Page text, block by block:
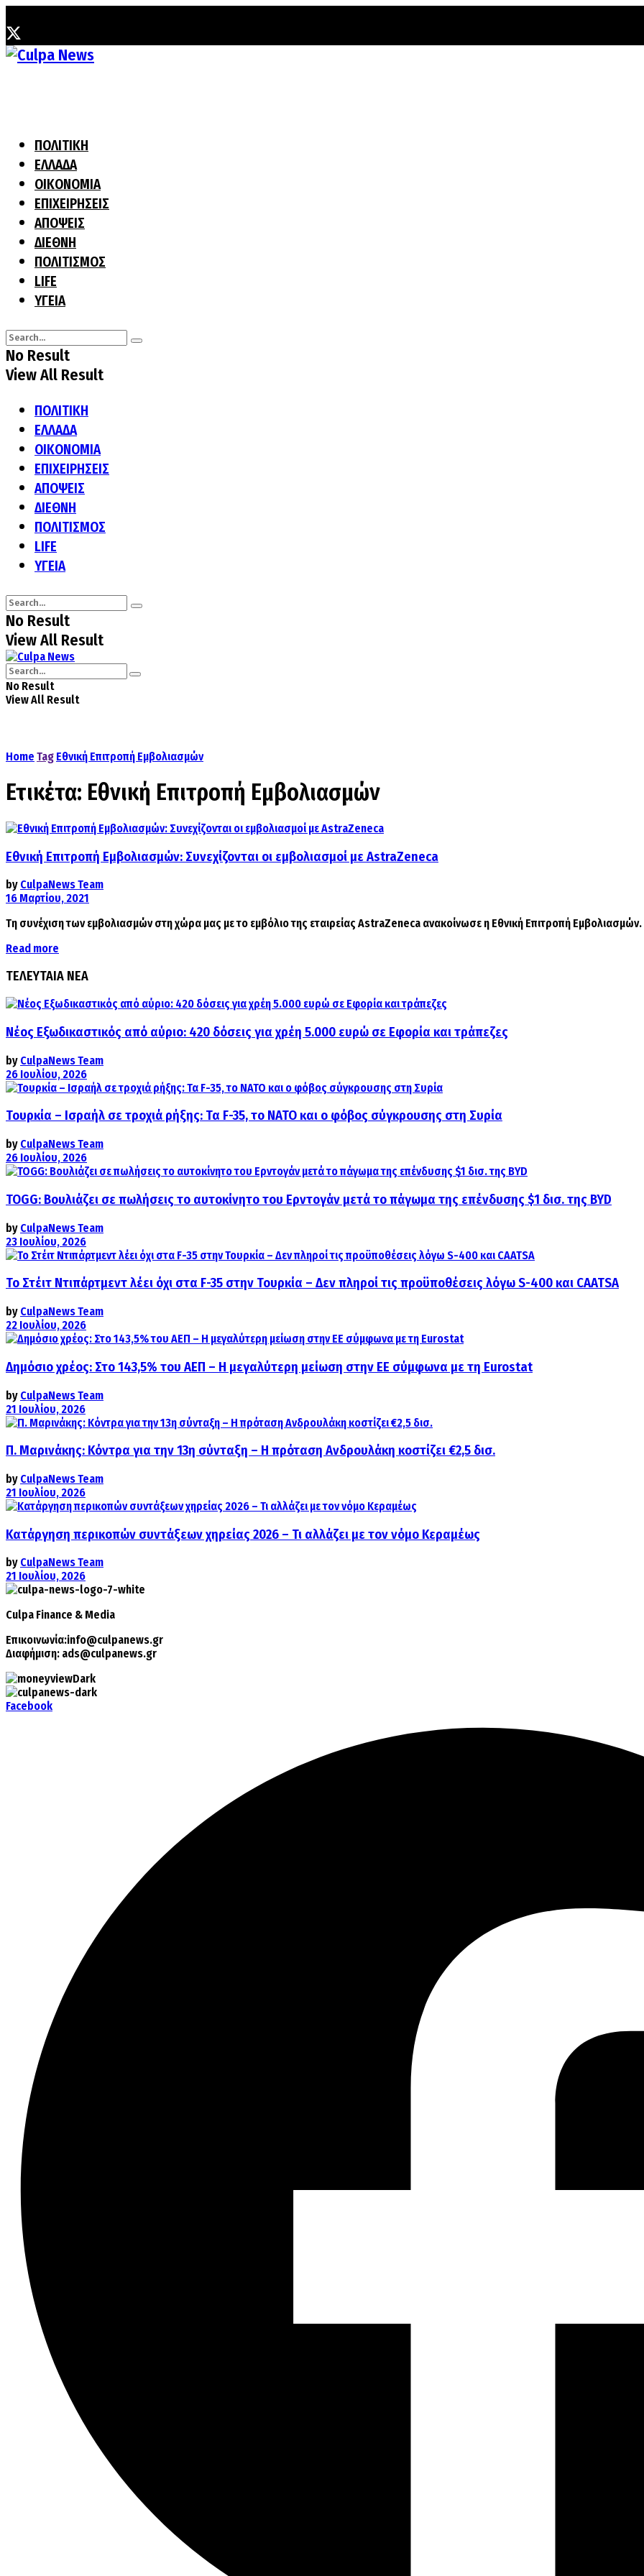
ΠΟΛΙΤΙΚΗ
ΕΛΛΑΔΑ
ΟΙΚΟΝΟΜΙΑ
ΕΠΙΧΕΙΡΗΣΕΙΣ
ΑΠΟΨΕΙΣ
ΔΙΕΘΝΗ
ΠΟΛΙΤΙΣΜΟΣ
LIFE
ΥΓΕΙΑ
No Result
View All Result
ΠΟΛΙΤΙΚΗ
ΕΛΛΑΔΑ
ΟΙΚΟΝΟΜΙΑ
ΕΠΙΧΕΙΡΗΣΕΙΣ
ΑΠΟΨΕΙΣ
ΔΙΕΘΝΗ
ΠΟΛΙΤΙΣΜΟΣ
LIFE
ΥΓΕΙΑ
No Result
View All Result
No Result
View All Result
Home Tag Εθνική Επιτροπή Εμβολιασμών
Ετικέτα: Εθνική Επιτροπή Εμβολιασμών
Εθνική Επιτροπή Εμβολιασμών: Συνεχίζονται οι εμβολιασμοί με AstraZeneca
by CulpaNews Team
16 Μαρτίου, 2021
Τη συνέχιση των εμβολιασμών στη χώρα μας με το εμβόλιο της εταιρείας AstraZeneca ανακοίνωσε η Εθνική Επιτροπή
Read more
ΤΕΛΕΥΤΑΙΑ ΝΕΑ
Νέος Εξωδικαστικός από αύριο: 420 δόσεις για χρέη 5.000 ευρώ σε Εφορία και τράπεζες
by CulpaNews Team
26 Ιουλίου, 2026
Τουρκία – Ισραήλ σε τροχιά ρήξης: Τα F-35, το ΝΑΤΟ και ο φόβος σύγκρουσης στη Συρία
by CulpaNews Team
26 Ιουλίου, 2026
TOGG: Βουλιάζει σε πωλήσεις το αυτοκίνητο του Ερντογάν μετά το πάγωμα της επένδυσης $1 δισ. της BYD
by CulpaNews Team
23 Ιουλίου, 2026
Το Στέιτ Ντιπάρτμεντ λέει όχι στα F-35 στην Τουρκία – Δεν πληροί τις προϋποθέσεις λόγω S-400 και CAATSA
by CulpaNews Team
22 Ιουλίου, 2026
Δημόσιο χρέος: Στο 143,5% του ΑΕΠ – Η μεγαλύτερη μείωση στην ΕΕ σύμφωνα με τη Eurostat
by CulpaNews Team
21 Ιουλίου, 2026
Π. Μαρινάκης: Κόντρα για την 13η σύνταξη – Η πρόταση Ανδρουλάκη κοστίζει €2,5 δισ.
by CulpaNews Team
21 Ιουλίου, 2026
Κατάργηση περικοπών συντάξεων χηρείας 2026 – Τι αλλάζει με τον νόμο Κεραμέως
by CulpaNews Team
21 Ιουλίου, 2026
Culpa Finance & Media
Επικοινωνία:info@culpanews.gr
Διαφήμιση: ads@culpanews.gr
Facebook